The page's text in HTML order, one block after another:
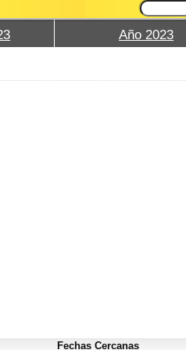
Año 2023
Fechas Cercanas